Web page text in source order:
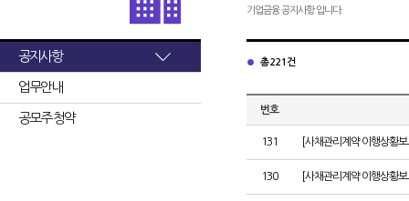
공지사항
업무안내
공모주 청약
기업금융 공지사항 입니다.
총 221건
번호
131 [사채관리계약 이행상황
130 [사채관리계약 이행상황